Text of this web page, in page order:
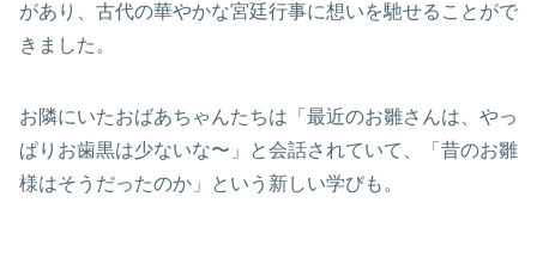
があり、古代の華やかな宮廷行事に想いを馳せることがで
きました。
お隣にいたおばあちゃんたちは「最近のお雛さんは、やっ
ぱりお歯黒は少ないな〜」と会話されていて、「昔のお雛
様はそうだったのか」という新しい学びも。